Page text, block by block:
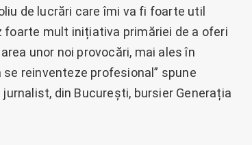
de lucrări care îmi va fi foarte util
foarte mult inițiativa primăriei de a oferi
unor noi provocări, mai ales în
reinventeze profesional” spune
din București, bursier Generația